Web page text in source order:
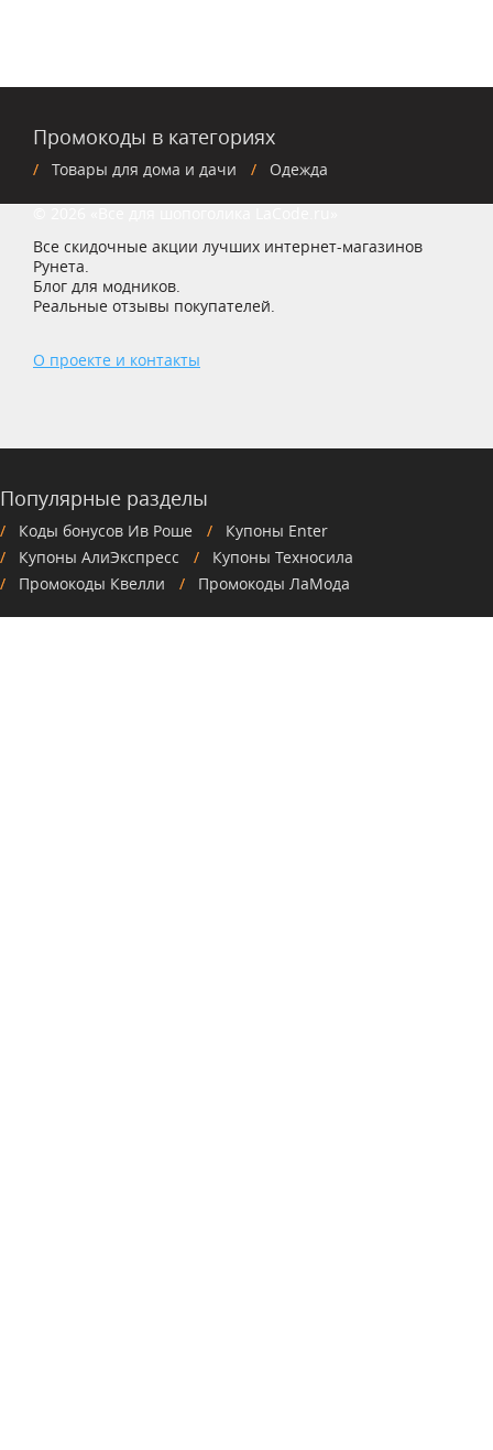
Промокоды в категориях
Товары для дома и дачи Одежда
Все скидочные акции лучших интернет-магазинов
Рунета.
Блог для модников.
Реальные отзывы покупателей.
О проекте и контакты
Популярные разделы
Коды бонусов Ив Роше
Купоны Enter
Купоны АлиЭкспресс
Купоны Техносила
Промокоды Квелли
Промокоды ЛаМода